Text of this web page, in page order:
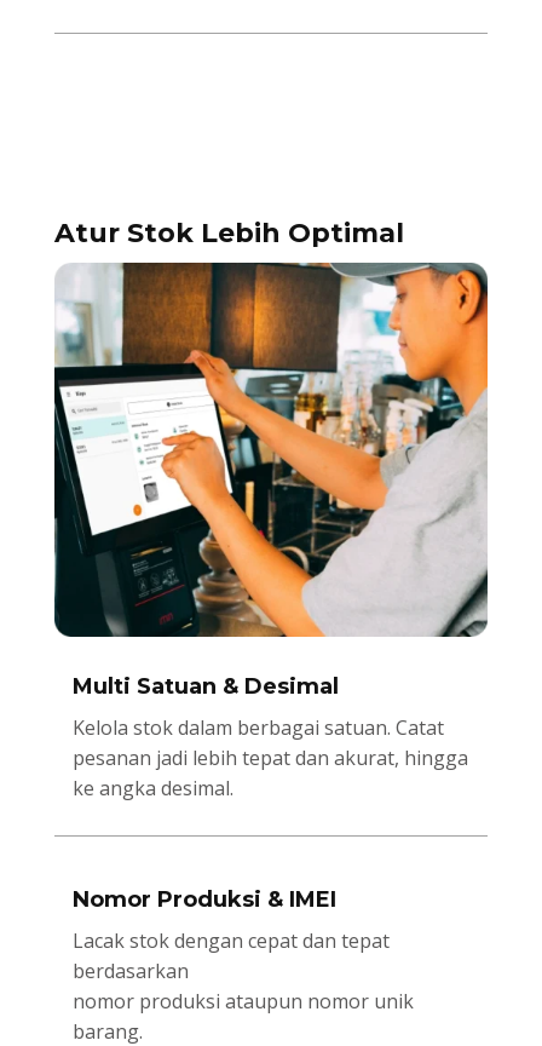
Atur Stok Lebih Optimal
Multi Satuan & Desimal
Kelola stok dalam berbagai satuan. Catat
pesanan jadi lebih tepat dan akurat, hingga
ke angka desimal.
Nomor Produksi & IMEI
Lacak stok dengan cepat dan tepat
berdasarkan
nomor produksi ataupun nomor unik
barang.